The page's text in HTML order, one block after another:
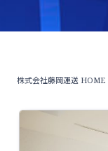
株式会社藤岡運送 HOME